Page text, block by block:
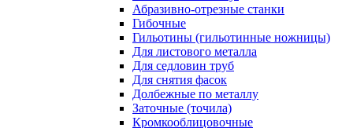
Абразивно-отрезные станки
Гибочные
Гильотины (гильотинные ножницы)
Для листового металла
Для седловин труб
Для снятия фасок
Долбежные по металлу
Заточные (точила)
Кромкооблицовочные